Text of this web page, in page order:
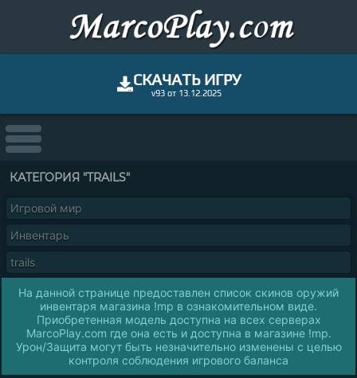
СКАЧАТЬ ИГРУ
v93 от 13.12.2025
КАТЕГОРИЯ "TRAILS"
Игровой мир
Инвентарь
trails
На данной странице предоставлен список скинов оружий
инвентаря магазина !mp в ознакомительном виде.
Приобретенная модель доступна на всех серверах
MarcoPlay.com где она есть и доступна в магазине !mp.
Урон/Защита могут быть незначительно изменены с целью
контроля соблюдения игрового баланса